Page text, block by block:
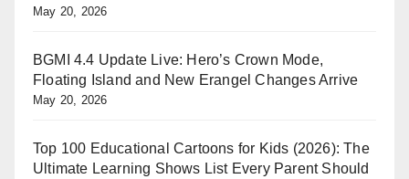
May 20, 2026
BGMI 4.4 Update Live: Hero’s Crown Mode,
Floating Island and New Erangel Changes Arrive
May 20, 2026
Top 100 Educational Cartoons for Kids (2026): The
Ultimate Learning Shows List Every Parent Should